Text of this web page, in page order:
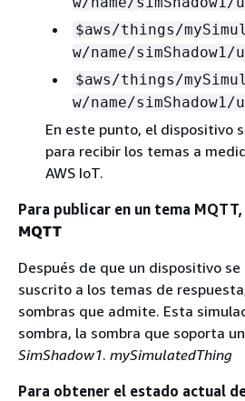
$aws/things/
w/name/
$aws/things/
w/name/
En este punto, el dispositivo
para recibir los temas a
AWS IoT.
Para publicar en un tema
MQTT
Después de que un dispositivo
suscrito a los temas de
sombras que admite. Esta
sombra, la sombra que soporta
SimShadow1. mySimulatedThing
Para obtener el estado actual